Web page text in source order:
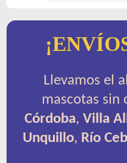
Llevamos el
mascotas sin
Córdoba, Villa
Unquillo, Río